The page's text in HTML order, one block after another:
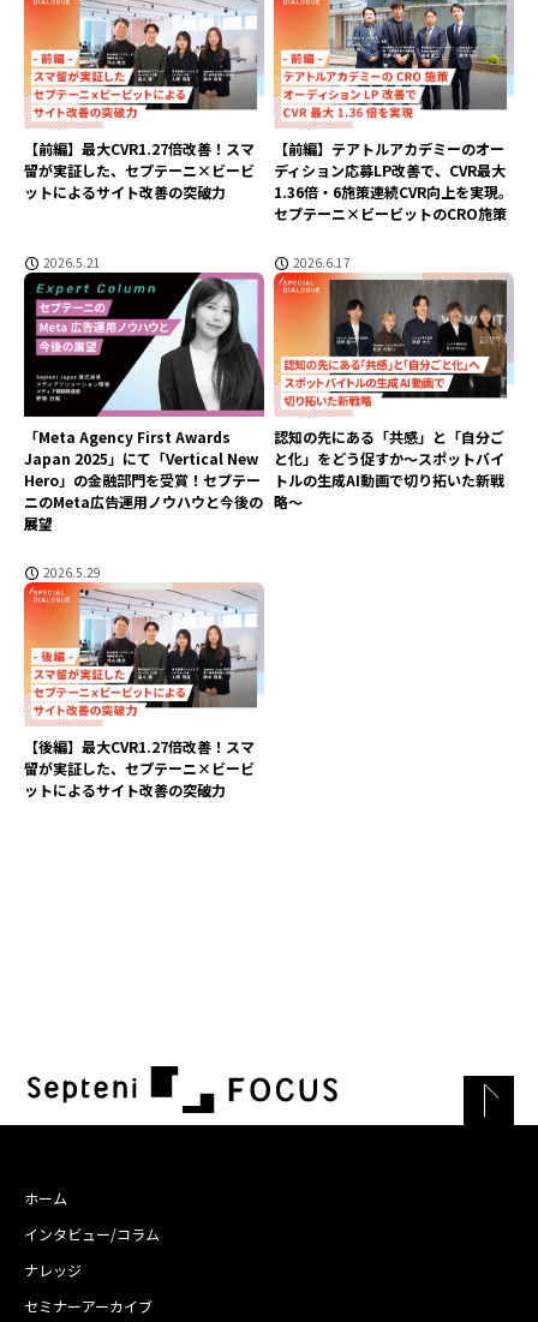
【前編】最大CVR1.27倍改善！スマ
留が実証した、セプテーニ×ビービ
ットによるサイト改善の突破力
【前編】テアトルアカデミーのオー
ディション応募LP改善で、CVR最大
1.36倍・6施策連続CVR向上を実現。
セプテーニ×ビービットのCRO施策
2026.5.21
「Meta Agency First Awards
Japan 2025」にて「Vertical New
Hero」の金融部門を受賞！セプテー
ニのMeta広告運用ノウハウと今後の
展望
2026.6.17
認知の先にある「共感」と「自分ご
と化」をどう促すか〜スポットバイ
トルの生成AI動画で切り拓いた新戦
略〜
2026.5.29
【後編】最大CVR1.27倍改善！スマ
留が実証した、セプテーニ×ビービ
ットによるサイト改善の突破力
ホーム
インタビュー/コラム
ナレッジ
セミナーアーカイブ